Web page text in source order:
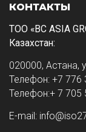
КОНТАКТЫ
ТОО «BC ASIA
Казахстан:
020000, Астана,
Телефон: +7 776
Телефон:+ 7 705
E-mail: